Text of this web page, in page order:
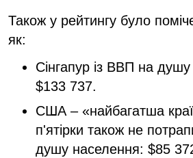
Також у рейтингу було
як:
Сінгапур із ВВП на
$133 737.
США – «найбагатша
п'ятірки також не
душу населення: $85